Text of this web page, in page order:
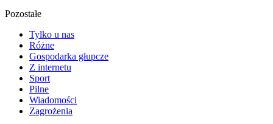
Pozostałe
Tylko u nas
Różne
Gospodarka głupcze
Z internetu
Sport
Pilne
Wiadomości
Zagrożenia